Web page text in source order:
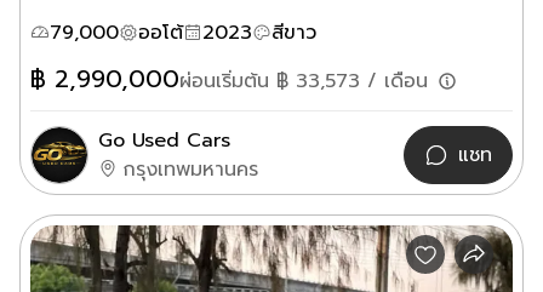
79,000 ออโต้ 2023 สีขาว
฿ 2,990,000ผ่อนเริ่มต้น ฿ 33,573 / เดือน
Go Used Cars
กรุงเทพมหานคร
แชท